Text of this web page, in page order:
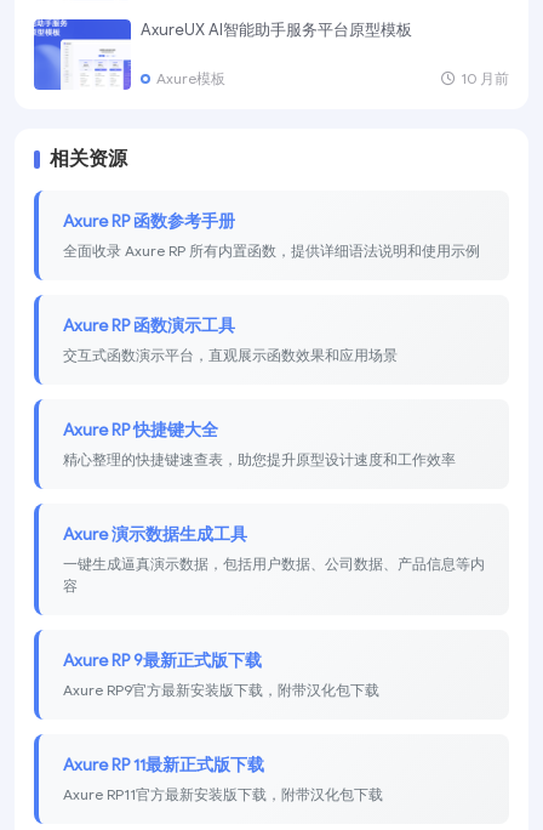
AxureUX AI智能助手服务平台原型模板
Axure模板 10 月前
相关资源
Axure RP 函数参考手册
全面收录 Axure RP 所有内置函数，提供详细语法说明和使用示例
Axure RP 函数演示工具
交互式函数演示平台，直观展示函数效果和应用场景
Axure RP 快捷键大全
精心整理的快捷键速查表，助您提升原型设计速度和工作效率
Axure 演示数据生成工具
一键生成逼真演示数据，包括用户数据、公司数据、产品信息等内
容
Axure RP 9最新正式版下载
Axure RP9官方最新安装版下载，附带汉化包下载
Axure RP 11最新正式版下载
Axure RP11官方最新安装版下载，附带汉化包下载